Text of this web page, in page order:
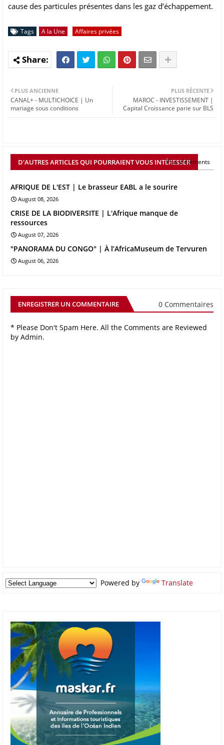
cause des particules présentes dans les gaz d’échappement.
Tags A la Une Affaires privées
PLUS RÉCENTE
MAROC - INVESTISSEMENT |
Capital Croissance parie sur BLS
PLUS ANCIENNE
CANAL+ - MULTICHOICE | Un
mariage sous conditions
D'AUTRES ARTICLES QUI POURRAIENT VOUS INTÉRESSER
Plus d'éléments
AFRIQUE DE L'EST | Le brasseur EABL a le sourire
August 08, 2026
CRISE DE LA BIODIVERSITE | L'Afrique manque de
ressources
August 07, 2026
"PANORAMA DU CONGO" | À l’AfricaMuseum de Tervuren
August 06, 2026
ENREGISTRER UN COMMENTAIRE 0 Commentaires
* Please Don't Spam Here. All the Comments are Reviewed
by Admin.
Powered by Translate